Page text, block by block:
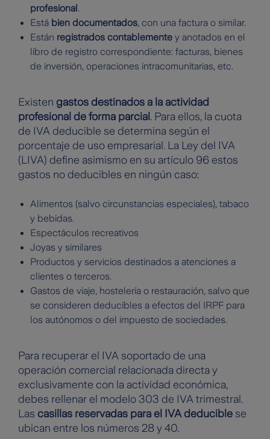
profesional .
Está bien documentados, con una factura o similar.
Están registrados contablemente y anotados en el
libro de registro correspondiente: facturas, bienes
de inversión, operaciones intracomunitarias, etc.
Existen gastos destinados a la actividad
profesional de forma parcial . Para ellos, la cuota
de IVA deducible se determina según el
porcentaje de uso empresarial. La Ley del IVA
(LIVA) define asimismo en su artículo 96 estos
gastos no deducibles en ningún caso:
Alimentos (salvo circunstancias especiales), tabaco
y bebidas.
Espectáculos recreativos
Joyas y similares
Productos y servicios destinados a atenciones a
clientes o terceros.
Gastos de viaje, hostelería o restauración, salvo que
se consideren deducibles a efectos del IRPF para
los autónomos o del impuesto de sociedades.
Para recuperar el IVA soportado de una
operación comercial relacionada directa y
exclusivamente con la actividad económica,
debes rellenar el modelo 303 de IVA trimestral.
Las casillas reservadas para el IVA deducible se
ubican entre los números 28 y 40.